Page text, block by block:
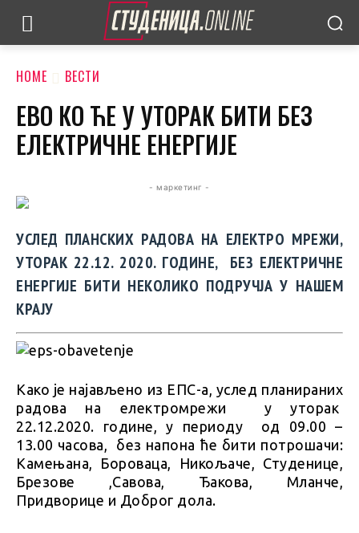
HOME ВЕСТИ
ЕВО КО ЋЕ У УТОРАК БИТИ БЕЗ
ЕЛЕКТРИЧНЕ ЕНЕРГИЈЕ
- маркетинг -
УСЛЕД ПЛАНСКИХ РАДОВА НА ЕЛЕКТРО МРЕЖИ,
УТОРАК 22.12. 2020. ГОДИНЕ, БЕЗ ЕЛЕКТРИЧНЕ
ЕНЕРГИЈЕ БИТИ НЕКОЛИКО ПОДРУЧЈА У НАШЕМ
КРАЈУ
Како је најављено из ЕПС-а, услед планираних
радова на електромрежи у уторак
22.12.2020. године, у периоду од 09.00 –
13.00 часова, без напона ће бити потрошачи:
Камењана, Бороваца, Никољаче, Студенице,
Брезове ,Савова, Ђакова, Мланче,
Придворице и Доброг дола.